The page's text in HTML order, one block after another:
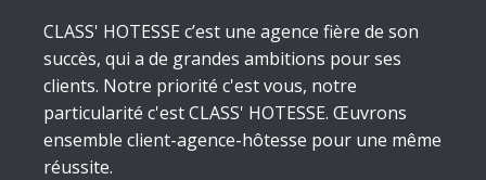
CLASS' HOTESSE c’est une agence fière de son
succès, qui a de grandes ambitions pour ses
clients. Notre priorité c'est vous, notre
particularité c'est CLASS' HOTESSE. Œuvrons
ensemble client-agence-hôtesse pour une même
réussite.